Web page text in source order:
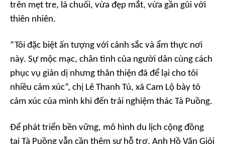
trên mẹt tre, lá chuối, vừa đẹp mắt, vừa gần gũi với
thiên nhiên.
“Tôi đặc biệt ấn tượng với cảnh sắc và ẩm thực nơi
này. Sự mộc mạc, chân tình của người dân cùng cách
phục vụ giản dị nhưng thân thiện đã để lại cho tôi
nhiều cảm xúc”, chị Lê Thanh Tú, xã Cam Lộ bày tỏ
cảm xúc của mình khi đến trải nghiệm thác Tà Puồng.
Để phát triển bền vững, mô hình du lịch cộng đồng
tại Tà Puồng vẫn cần thêm sự hỗ trợ. Anh Hồ Văn Giỏi